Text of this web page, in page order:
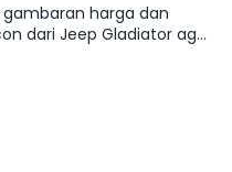
harga dan
dari Jeep Gladiator agar
Kami rangkum informasi
beli, mulai dari
ke detail kredit dan
varian yang paling